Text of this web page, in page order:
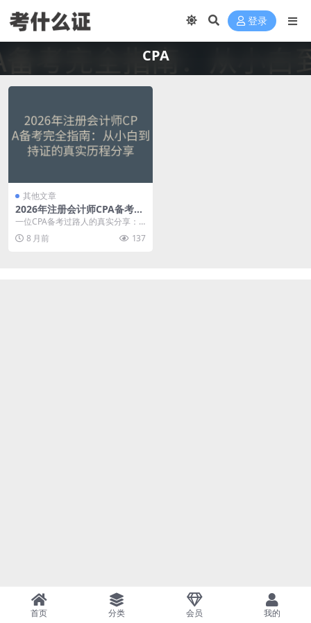
登录
CPA
其他文章
2026年注册会计师CPA备考完
全指南：从小白到持证的真实
一位CPA备考过路人的真实分享：2
026年考试时间、六科特点、科目
搭配、备考策略...
8 月前 137
首页 分类 会员 我的